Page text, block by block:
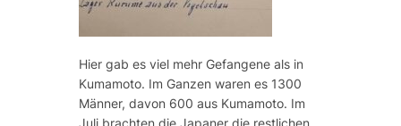
Hier gab es viel mehr Gefangene als in
Kumamoto. Im Ganzen waren es 1300
Männer, davon 600 aus Kumamoto. Im
Juli brachten die Japaner die restlichen